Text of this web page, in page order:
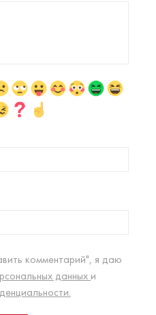
комментарий", я даю
данных и